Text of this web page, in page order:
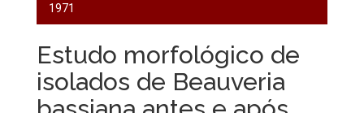
1971
Estudo morfológico de
isolados de Beauveria